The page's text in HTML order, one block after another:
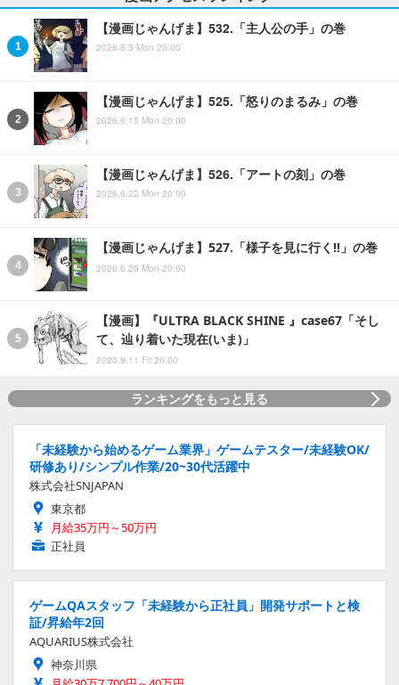
【漫画じゃんげま】532.「主人公の手」の巻
2026.8.3 Mon 20:00
【漫画じゃんげま】525.「怒りのまるみ」の巻
2026.6.15 Mon 20:00
【漫画じゃんげま】526.「アートの刻」の巻
2026.6.22 Mon 20:00
【漫画じゃんげま】527.「様子を見に行く!!」の巻
2026.6.29 Mon 20:00
【漫画】『ULTRA BLACK SHINE 』case67「そし
て、辿り着いた現在(いま)」
2020.9.11 Fri 20:00
ランキングをもっと見る
「未経験から始めるゲーム業界」ゲームテスター/未経験OK/
研修あり/シンプル作業/20~30代活躍中
株式会社SNJAPAN
東京都
月給35万円～50万円
正社員
ゲームQAスタッフ「未経験から正社員」開発サポートと検
証/昇給年2回
AQUARIUS株式会社
神奈川県